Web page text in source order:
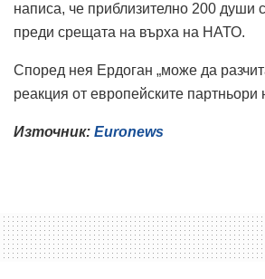
написа, че приблизително 200 души
преди срещата на върха на НАТО.
Според нея Ердоган „може да
реакция от европейските партньори
Източник: Euronews